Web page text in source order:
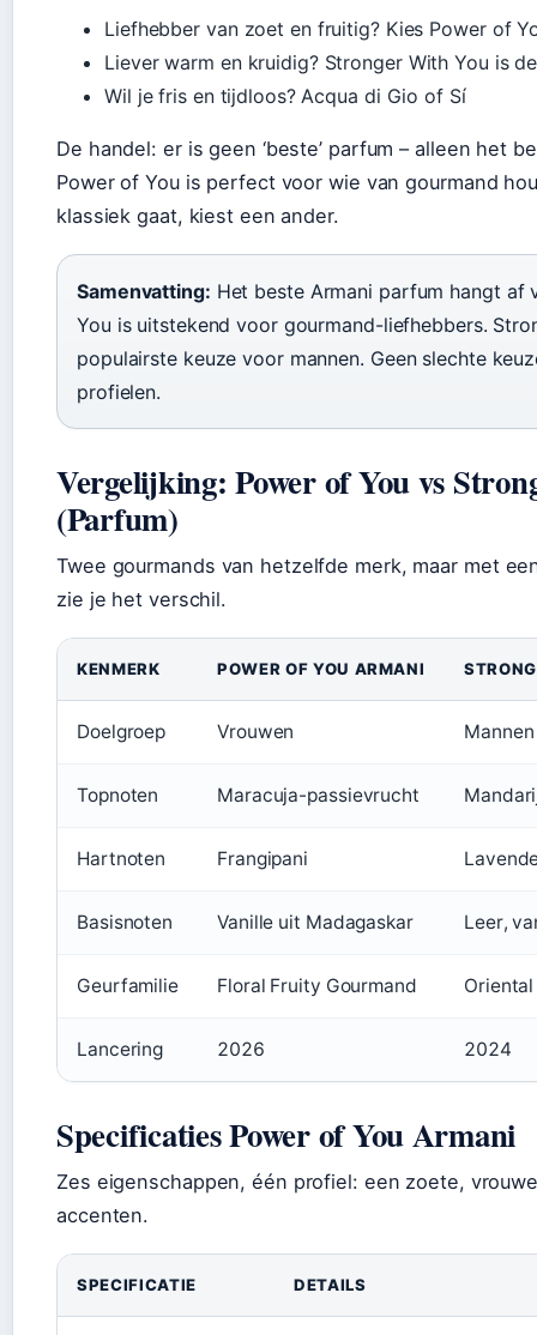
Liefhebber van zoet en fruitig? Kies Power of
Liever warm en kruidig? Stronger With You is
Wil je fris en tijdloos? Acqua di Gio of Sí
De handel: er is geen ‘beste’ parfum – alleen het
Power of You is perfect voor wie van gourmand
klassiek gaat, kiest een ander.
Samenvatting: Het beste Armani parfum hangt af
You is uitstekend voor gourmand-liefhebbers.
populairste keuze voor mannen. Geen slechte
profielen.
Vergelijking: Power of You vs
(Parfum)
Twee gourmands van hetzelfde merk, maar met
zie je het verschil.
KENMERK POWER OF YOU ARMANI
Doelgroep Vrouwen
Topnoten Maracuja-passievrucht
Hartnoten Frangipani
Basisnoten Vanille uit Madagaskar Leer,
Geurfamilie Floral Fruity Gourmand
Lancering 2026 2024
Specificaties Power of You Armani
Zes eigenschappen, één profiel: een zoete,
accenten.
SPECIFICATIE DETAILS